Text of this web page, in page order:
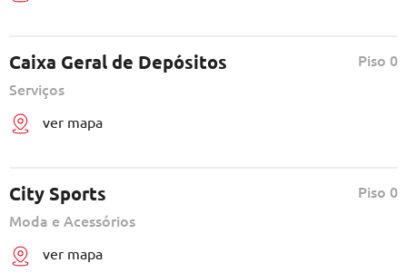
Caixa Geral de Depósitos
Piso 0
Serviços
ver mapa
City Sports
Piso 0
Moda e Acessórios
ver mapa